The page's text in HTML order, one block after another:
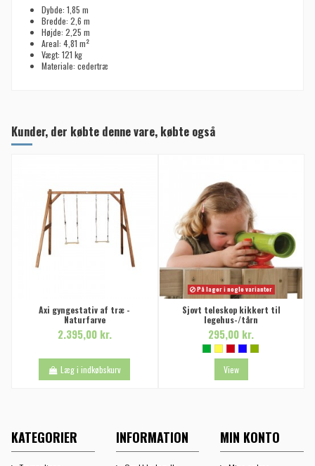
Dybde: 1,85 m
Bredde: 2,6 m
Højde: 2,25 m
Areal: 4,81 m²
Vægt: 121 kg
Materiale: cedertræ
Kunder, der købte denne vare, købte også
Axi gyngestativ af træ -
Naturfarve
2.395,00 kr.
Læg i indkøbskurv
På lager i nogle varianter
Sjovt teleskop kikkert til
legehus-/tårn
295,00 kr.
View
KATEGORIER INFORMATION MIN KONTO